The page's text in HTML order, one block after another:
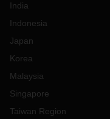
India
Indonesia
Japan
Korea
Malaysia
Singapore
Taiwan Region